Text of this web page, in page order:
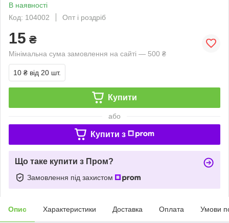
В наявності
Код: 104002
Опт і роздріб
15 ₴
Мінімальна сума замовлення на сайті — 500 ₴
10 ₴ від 20 шт.
Купити
або
Купити з
Що таке купити з Пром?
Замовлення під захистом
Опис Характеристики Доставка Оплата Умови